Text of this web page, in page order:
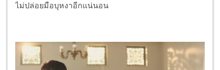
ไม่ปล่อยมือบุหงาอีกแน่นอน